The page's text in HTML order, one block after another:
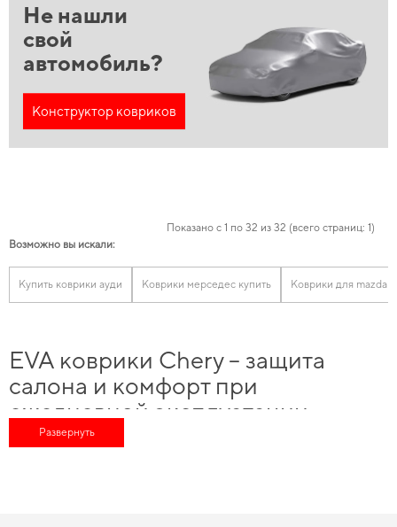
Не нашли
свой
автомобиль?
Конструктор ковриков
Показано с 1 по 32 из 32 (всего страниц: 1)
Возможно вы искали:
Купить коврики ауди Коврики мерседес купить Коврики для mazda
EVA коврики Chery – защита
салона и комфорт при
ежедневной эксплуатации
Автомобили Chery часто используются ежедневно: поездки по городу, за
Развернуть